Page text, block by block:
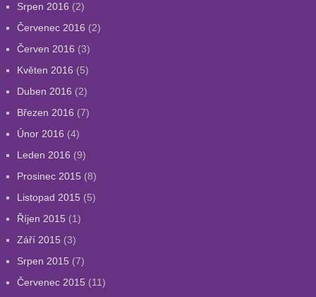
Srpen 2016 (2)
Červenec 2016 (2)
Červen 2016 (3)
Květen 2016 (5)
Duben 2016 (2)
Březen 2016 (7)
Únor 2016 (4)
Leden 2016 (9)
Prosinec 2015 (8)
Listopad 2015 (5)
Říjen 2015 (1)
Září 2015 (3)
Srpen 2015 (7)
Červenec 2015 (11)